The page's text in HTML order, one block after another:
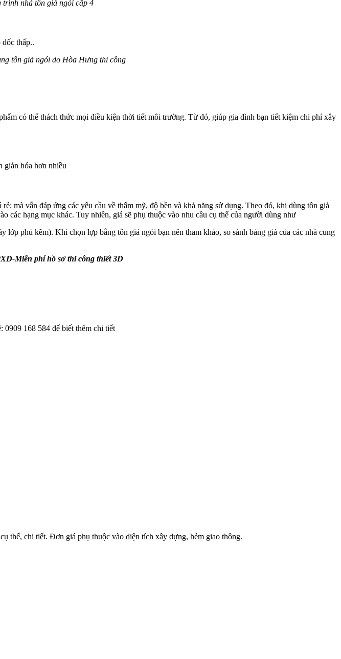
trình nhà tôn giả ngói cấp 4
thấp..
tôn giả ngói do Hòa Hưng thi công
có thể thách thức mọi điều kiện thời tiết môi trường. Từ đó, giúp gia đình bạn tiết kiệm chi phí xây
giản hóa hơn nhiều
mà vẫn đáp ứng các yêu cầu về thẩm mỹ, độ bền và khả năng sử dụng. Theo đó, khi dùng tôn giả
các hạng mục khác. Tuy nhiên, giá sẽ phụ thuộc vào nhu cầu cụ thể của người dùng như
phủ kẽm). Khi chọn lợp bằng tôn giả ngói bạn nên tham khảo, so sánh bảng giá của các nhà cung
Miễn phí hồ sơ thi công thiết 3D
168 584 để biết thêm chi tiết
thể, chi tiết. Đơn giá phụ thuộc vào diện tích xây dựng, hẻm giao thông.